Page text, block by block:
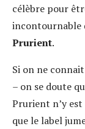
célèbre pour
incontournable
Prurient.
Si on ne
– on se doute
Prurient n’y
que le label